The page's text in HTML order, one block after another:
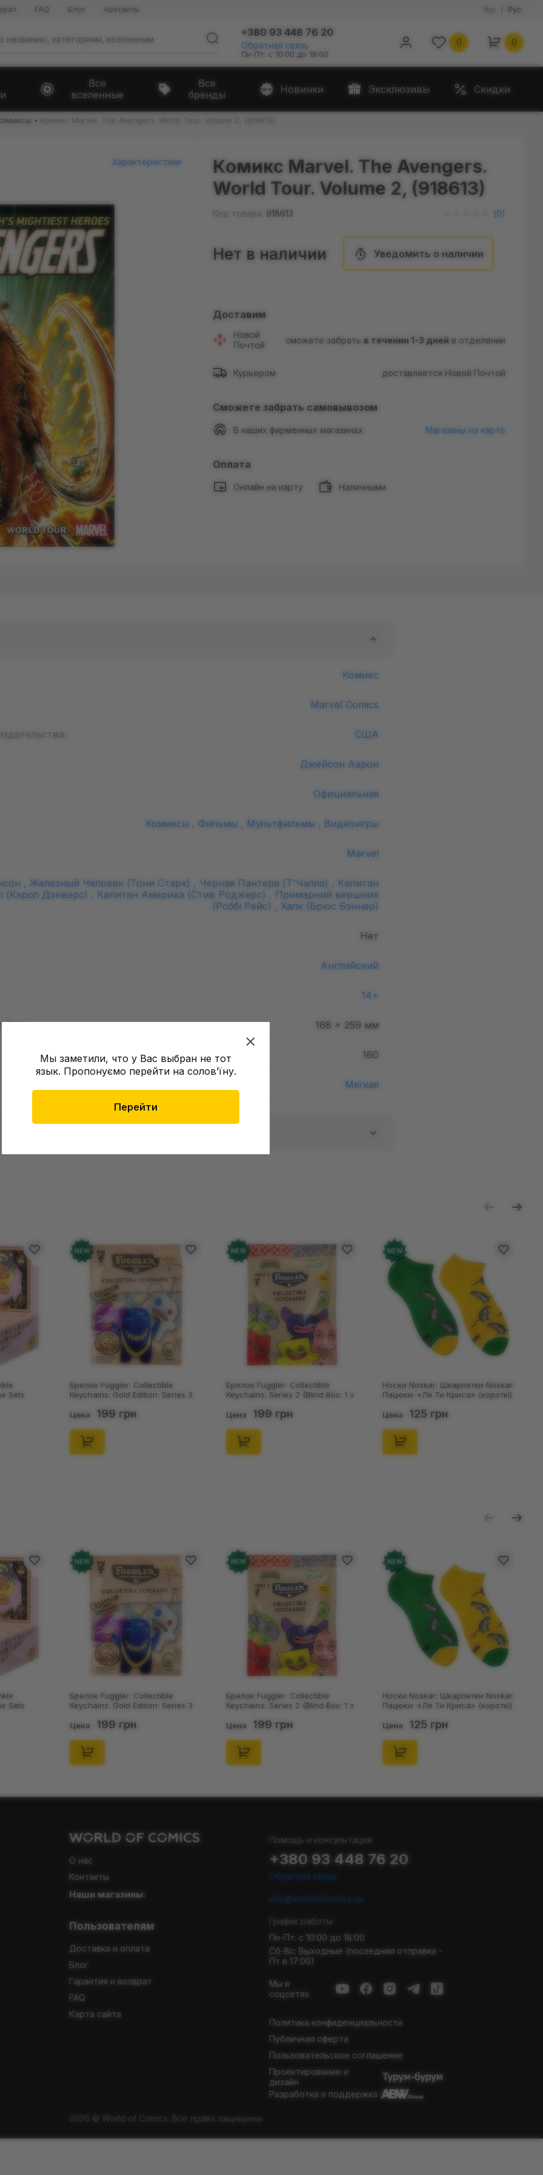
FAQ Блог Контакты Укр Рус
+380 93 448 76 20
Обратная связь
Пн-Пт: с 10:00 до 18:00
0 0
Все
вселенные
Все
бренды
Новинки Эксклюзивы Скидки
Мы заметили, что у Вас выбран не тот
язык. Пропонуємо перейти на соловʼїну.
Перейти
Комикс Marvel. The Avengers. World Tour. Volume 2, (918613)
Характеристики
Комикс Marvel. The Avengers.
World Tour. Volume 2, (918613)
Код товара: 918613 (0)
Нет в наличии Уведомить о наличии
Доставим
Новой
Почтой
сможете забрать в течении 1-3 дней в отделении
Курьером доставляется Новой Почтой
Сможете забрать самовывозом
В наших фирменных магазинах Магазины на карте
Оплата
Онлайн на карту Наличными
Комикс
Marvel Comics
США
Джейсон Аарон
Официальная
Комиксы , Фильмы , Мультфильмы , Видеоигры
Marvel
, Железный Человек (Тони Старк) , Черная Пантера (Т'Чалла) , Капитан
(Кэрол Дэнверс) , Капитан Америка (Стив Роджерс) , Примарний вершник
(Роббі Рейс) , Халк (Брюс Бэннер)
Нет
Английский
14+
Дл.): 168 x 259 мм
160
Мягкая
Series 3
NEW
Брелок Fuggler: Collectible
Keychains: Series 2 (Blind Box: 1 з
Цена 199 грн
NEW
Носки Noskar: Шкарпетки Noskar:
Пацюки: «Ля Ти Криса» (короткі)
Цена 125 грн
NEW
Шкарпетки Noskar: Шкарпетки
Noskar: Пацюки: «Ля Ти Криса»
Цена 125 грн
Sets
NEW
Брелок Fuggler: Collectible
Keychains: Gold Edition: Series 3
Цена 199 грн
NEW
Брелок Fuggler: Collectible
Keychains: Series 2 (Blind Box: 1 з
Цена 199 грн
NEW
Носки Noskar: Шкарпетки Noskar:
Пацюки: «Ля Ти Криса» (короткі)
Цена 125 грн
О нас
Контакты
Наши магазины:
Пользователям
Доставка и оплата
Блог
Гарантия и возврат
FAQ
Карта сайта
Помощь и консультация
+380 93 448 76 20
Обратная связь
info@worldofcomics.ua
График работы
Пн-Пт: с 10:00 до 18:00
Сб-Вс: Выходные (последняя отправка -
Пт в 17:00)
Мы в
соцсетях
Политика конфиденциальности
Публичная оферта
Пользовательское соглашение
Проектирование и
дизайн
Разработка и поддержка
2026 © World of Comics. Все права защищены.